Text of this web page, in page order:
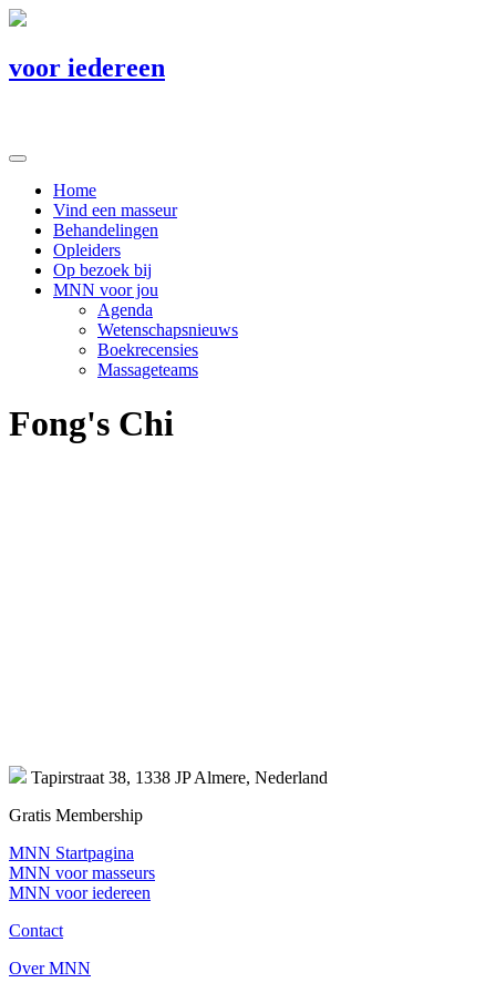
voor iedereen
Home
Vind een masseur
Behandelingen
Opleiders
Op bezoek bij
MNN voor jou
Agenda
Wetenschapsnieuws
Boekrecensies
Massageteams
Fong's Chi
Tapirstraat 38, 1338 JP Almere, Nederland
Gratis Membership
MNN Startpagina
MNN voor masseurs
MNN voor iedereen
Contact
Over MNN